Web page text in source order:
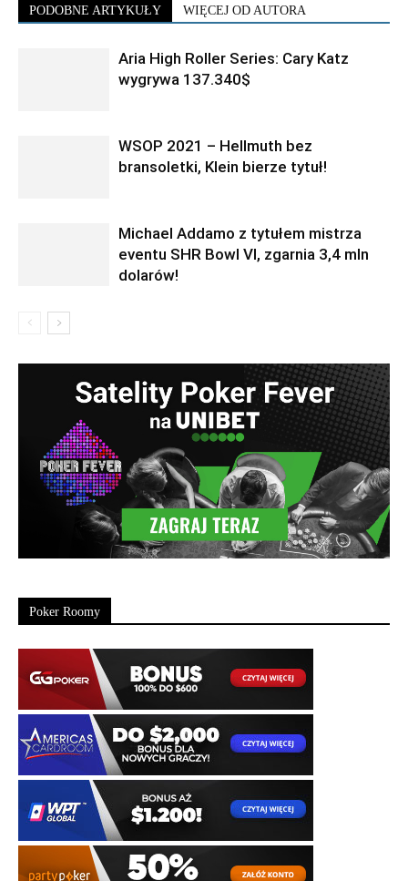
PODOBNE ARTYKUŁY WIĘCEJ OD AUTORA
Aria High Roller Series: Cary Katz
wygrywa 137.340$
WSOP 2021 – Hellmuth bez
bransoletki, Klein bierze tytuł!
Michael Addamo z tytułem mistrza
eventu SHR Bowl VI, zgarnia 3,4 mln
dolarów!
Poker Roomy